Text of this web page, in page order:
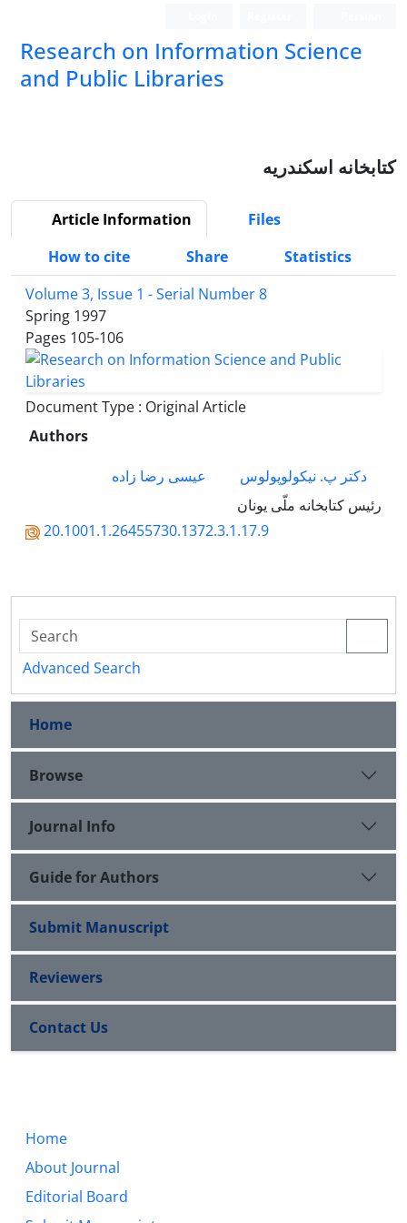
Research on Information Science
and Public Libraries
کتابخانه اسکندریه
Article Information
Files
How to cite
Share
Statistics
Volume 3, Issue 1 - Serial Number 8
Spring 1997
Pages 105-106
Document Type : Original Article
Authors
دکتر پ. نیکولوپولوس
عیسی رضا زاده
رئیس کتابخانه ملّی یونان
20.1001.1.26455730.1372.3.1.17.9
Advanced Search
Home
Browse
Journal Info
Guide for Authors
Submit Manuscript
Reviewers
Contact Us
Home
About Journal
Editorial Board